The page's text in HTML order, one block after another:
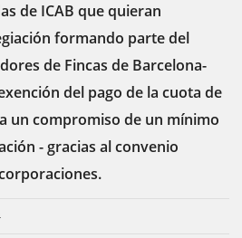
de ICAB que quieran
formando parte del
de Fincas de Barcelona-
del pago de la cuota de
un compromiso de un mínimo
- gracias al convenio